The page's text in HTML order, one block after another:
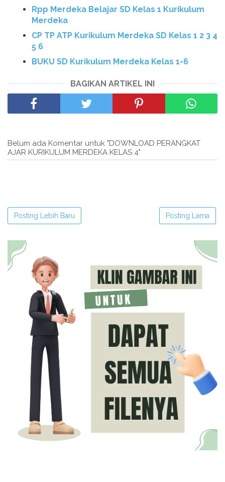
Rpp Merdeka Belajar SD Kelas 1 Kurikulum
Merdeka
CP TP ATP Kurikulum Merdeka SD Kelas 1 2 3 4
5 6
BUKU SD Kurikulum Merdeka Kelas 1-6
BAGIKAN ARTIKEL INI
Belum ada Komentar untuk "DOWNLOAD PERANGKAT
AJAR KURIKULUM MERDEKA KELAS 4"
Posting Lebih Baru Posting Lama